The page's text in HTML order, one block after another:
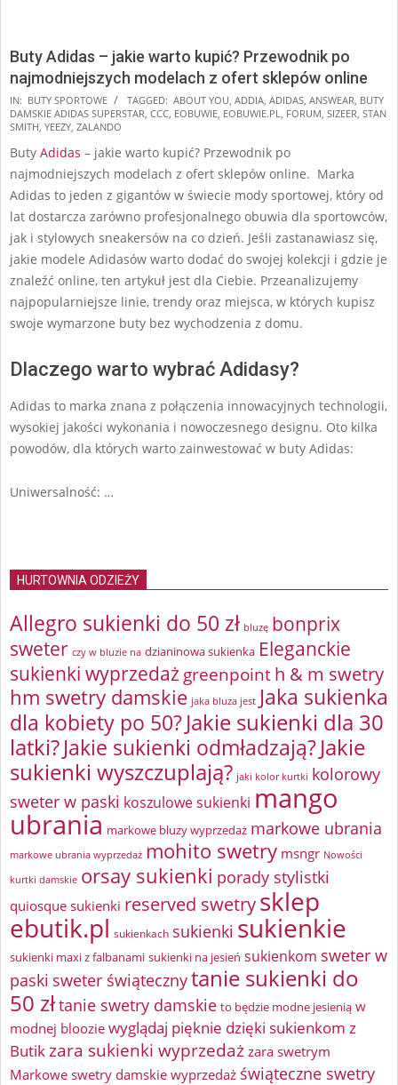
Buty Adidas – jakie warto kupić? Przewodnik po
najmodniejszych modelach z ofert sklepów online
2024-
11-
IN: BUTY SPORTOWE TAGGED: ABOUT YOU ADDIA ADIDAS ANSWEAR BUTY
DAMSKIE ADIDAS SUPERSTAR CCC EOBUWIE EOBUWIE.PL FORUM SIZEER STAN
SMITH YEEZY ZALANDO
Buty Adidas – jakie warto kupić? Przewodnik po
najmodniejszych modelach z ofert sklepów online. Marka
Adidas to jeden z gigantów w świecie mody sportowej, który od
lat dostarcza zarówno profesjonalnego obuwia dla sportowców,
jak i stylowych sneakersów na co dzień. Jeśli zastanawiasz się,
jakie modele Adidasów warto dodać do swojej kolekcji i gdzie je
znaleźć online, ten artykuł jest dla Ciebie. Przeanalizujemy
najpopularniejsze linie, trendy oraz miejsca, w których kupisz
swoje wymarzone buty bez wychodzenia z domu.
Dlaczego warto wybrać Adidasy?
Adidas to marka znana z połączenia innowacyjnych technologii,
wysokiej jakości wykonania i nowoczesnego designu. Oto kilka
powodów, dla których warto zainwestować w buty Adidas:
Uniwersalność: …
HURTOWNIA ODZIEŻY
Allegro sukienki do 50 zł bluzę bonprix
sweter czy w bluzie na dzianinowa sukienka Eleganckie
sukienki wyprzedaż greenpointh & m swetry
hm swetry damskie jaka bluza jest Jaka sukienka
dla kobiety po 50?Jakie sukienki dla 30
latki?Jakie sukienki odmładzają?Jakie
sukienki wyszczuplają? jaki kolor kurtki kolorowy
sweter w paski koszulowe sukienki mango
ubrania markowe bluzy wyprzedaż markowe ubrania
markowe ubrania wyprzedaż mohito swetry msngr Nowości
kurtki damskie orsay sukienki porady stylistki
quiosque sukienki reserved swetrysklep
ebutik.pl sukienkach sukienki sukienkie
sukienki maxi z falbanami sukienki na jesień sukienkom sweter w
paski sweter świątecznytanie sukienki do
50 złtanie swetry damskie to będzie modne jesienią w
modnej bloozie wyglądaj pięknie dzięki sukienkom z
Butikzara sukienki wyprzedażzara swetrym
Markowe swetry damskie wyprzedaż świąteczne swetry